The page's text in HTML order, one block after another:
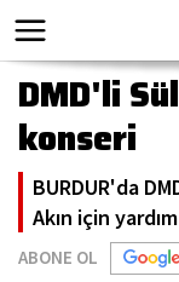
DMD'li
konseri
BURDUR'da
Akın için
ABONE OL